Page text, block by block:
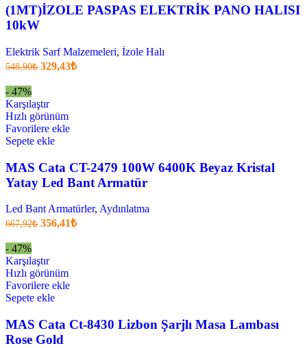
(1MT)İZOLE PASPAS ELEKTRİK PANO HALISI
10kW
Elektrik Sarf Malzemeleri, İzole Halı
548,90₺ Orijinal
329,43₺Şu
- 47%
Karşılaştır
Hızlı görünüm
Favorilere ekle
Sepete ekle
MAS Cata CT-2479 100W 6400K Beyaz Kristal
Yatay Led Bant Armatür
Led Bant Armatürler, Aydınlatma
667,92₺ Orijinal
356,41₺Şu
- 47%
Karşılaştır
Hızlı görünüm
Favorilere ekle
Sepete ekle
MAS Cata Ct-8430 Lizbon Şarjlı Masa Lambası
Rose Gold